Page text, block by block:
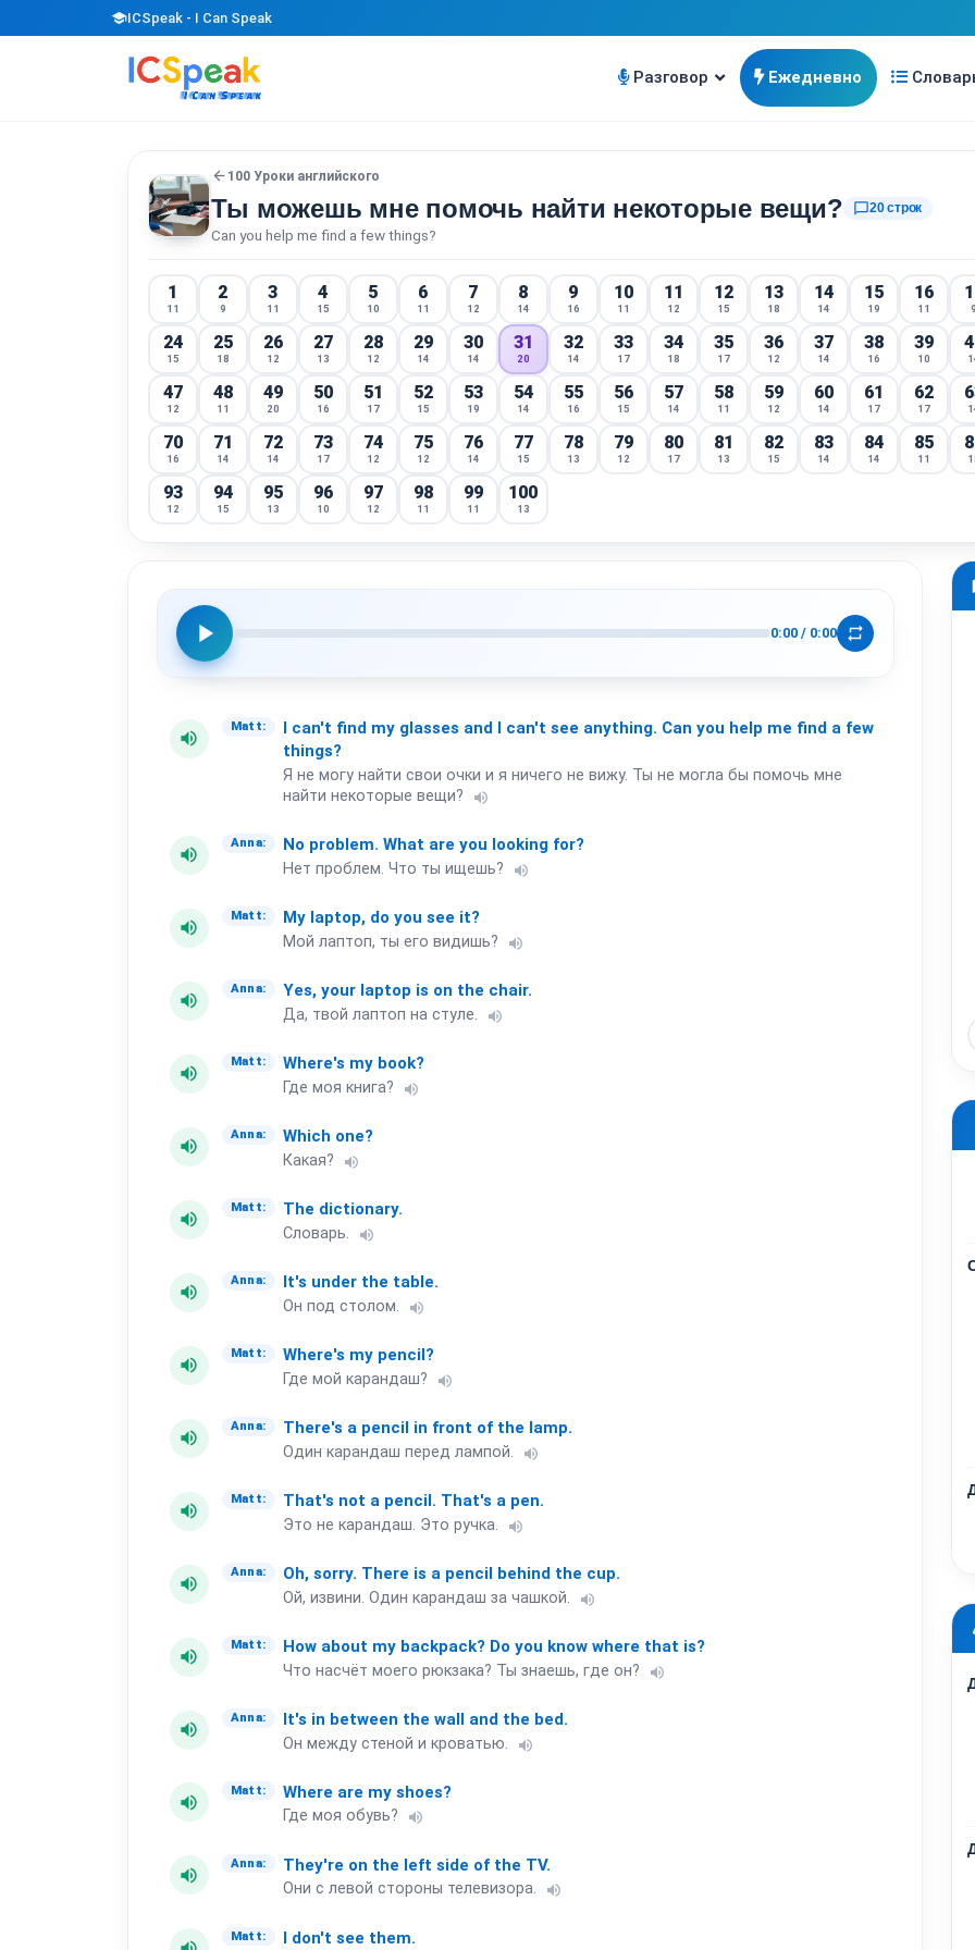
schoolICSpeak - I Can Speak
Разговор Ежедневно
arrow_back 100 Уроки английского
Ты можешь мне помочь найти некоторые вещи? chat_bubble_outline20 строк
Can you help me find a few things?
1
11
2
9
3
11
4
15
5
10
6
11
7
12
8
14
9
16
10
11
11
12
12
15
13
18
14
14
15
19
16
11 9
24
15
25
18
26
12
27
13
28
12
29
14
30
14
31
20
32
14
33
17
34
18
35
17
36
12
37
14
38
16
39
10
47
12
48
11
49
20
50
16
51
17
52
15
53
19
54
14
55
16
56
15
57
14
58
11
59
12
60
14
61
17
62
17
70
16
71
14
72
14
73
17
74
12
75
12
76
14
77
15
78
13
79
12
80
17
81
13
82
15
83
14
84
14
85
11
93
12
94
15
95
13
96
10
97
12
98
11
99
11
100
13
play_arrow 0:00 / 0:00 repeat
volume_up
Matt: can't find my glasses and can't see anything. Can you help me find a few
things?
Я не могу найти свои очки и я ничего не вижу. Ты не могла бы помочь мне
найти некоторые вещи?
volume_up
volume_up
Anna: No problem. What are you looking for?
Нет проблем. Что ты ищешь? volume_up
volume_up
Matt: My laptop, do you see it?
Мой лаптоп, ты его видишь? volume_up
volume_up
Anna: Yes, your laptop is on the chair.
Да, твой лаптоп на стуле. volume_up
volume_up
Matt: Where's my book?
Где моя книга? volume_up
volume_up
Anna: Which one?
Какая? volume_up
volume_up
Matt: The dictionary.
Словарь. volume_up
volume_up
Anna: It's under the table.
Он под столом. volume_up
volume_up
Matt: Where's my pencil?
Где мой карандаш? volume_up
volume_up
Anna: There's a pencil in front of the lamp.
Один карандаш перед лампой. volume_up
volume_up
Matt: That's not a pencil. That's a pen.
Это не карандаш. Это ручка. volume_up
volume_up
Anna: Oh, sorry. There is a pencil behind the cup.
Ой, извини. Один карандаш за чашкой. volume_up
volume_up
Matt: How about my backpack? Do you know where that is?
Что насчёт моего рюкзака? Ты знаешь, где он? volume_up
volume_up
Anna: It's in between the wall and the bed.
Он между стеной и кроватью. volume_up
volume_up
Matt: Where are my shoes?
Где моя обувь? volume_up
volume_up
Anna: They're on the left side of the TV.
Они с левой стороны телевизора. volume_up
Matt: I don't see them.